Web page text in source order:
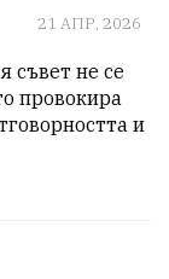
21 АПР, 2026
съвет не се
провокира
и